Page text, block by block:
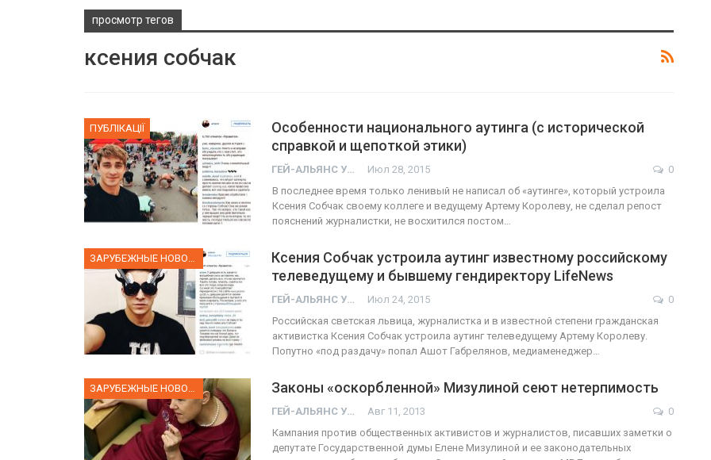
просмотр тегов
ксения собчак
ПУБЛІКАЦІЇ
Особенности национального аутинга (с исторической
справкой и щепоткой этики)
ГЕЙ-АЛЬЯНС УКРАИНА Июл 28, 2015
0
В последнее время только ленивый не написал об «аутинге», который устроила
Ксения Собчак своему коллеге и ведущему Артему Королеву, не сделал репост
пояснений журналистки, не восхитился постом…
Ксения Собчак устроила аутинг известному российскому
телеведущему и бывшему гендиректору LifeNews
ГЕЙ-АЛЬЯНС УКРАИНА Июл 24, 2015
0
Российская светская львица, журналистка и в известной степени гражданская
активистка Ксения Собчак устроила аутинг телеведущему Артему Королеву.
Попутно «под раздачу» попал Ашот Габрелянов, медиаменеджер…
Законы «оскорбленной» Мизулиной сеют нетерпимость
ГЕЙ-АЛЬЯНС УКРАИНА Авг 11, 2013
0
Кампания против общественных активистов и журналистов, писавших заметки о
депутате Государственной думы Елене Мизулиной и ее законодательных
собрал 200
0
ФОТО
Июл 27, 2017 0
ФОТО
В Берлине отпраздновали
ГЕЙ-АЛЬЯНС УКРАИНА Июл 2, 2017